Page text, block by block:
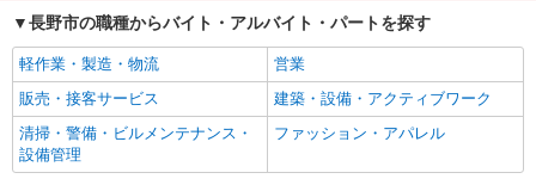
産休・育休取得実績あり
長野市の職種からバイト・アルバイト・パートを探す
軽作業・製造・物流
営業
販売・接客サービス
建築・設備・アクティブワーク
清掃・警備・ビルメンテナンス・
設備管理
ファッション・アパレル